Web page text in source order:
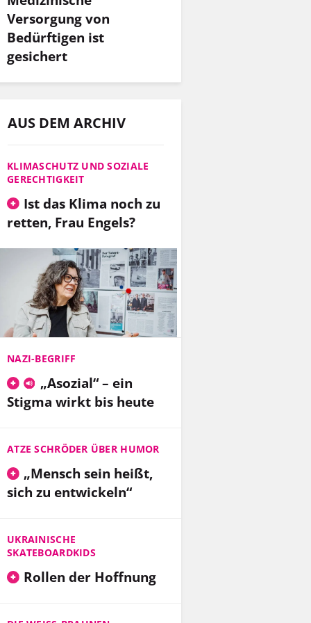
Versorgung von
Bedürftigen ist
gesichert
AUS DEM ARCHIV
KLIMASCHUTZ UND SOZIALE
GERECHTIGKEIT
Ist das Klima noch zu
retten, Frau Engels?
NAZI-BEGRIFF
„Asozial“ – ein
Stigma wirkt bis heute
ATZE SCHRÖDER ÜBER HUMOR
„Mensch sein heißt,
sich zu entwickeln“
UKRAINISCHE
SKATEBOARDKIDS
Rollen der Hoffnung